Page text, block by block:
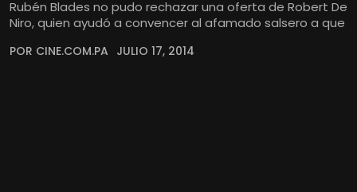
Rubén Blades no pudo rechazar una oferta de Robert De
Niro, quien ayudó a convencer al afamado salsero a que
POR CINE.COM.PA JULIO 17, 2014